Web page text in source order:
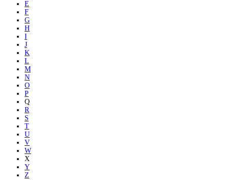
E
F
G
H
I
J
K
L
M
N
O
P
Q
R
S
T
U
V
W
X
Y
Z